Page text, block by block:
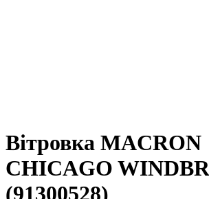
Вітровка MACRON
CHICAGO
(91300528)